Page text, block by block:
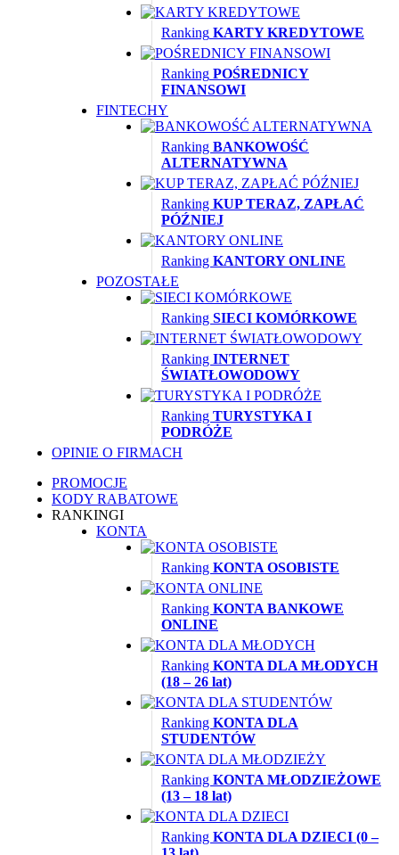
Ranking KARTY KREDYTOWE
Ranking POŚREDNICY
FINANSOWI
FINTECHY
Ranking BANKOWOŚĆ
ALTERNATYWNA
Ranking KUP TERAZ, ZAPŁAĆ
PÓŹNIEJ
Ranking KANTORY ONLINE
POZOSTAŁE
Ranking SIECI KOMÓRKOWE
Ranking INTERNET
ŚWIATŁOWODOWY
Ranking TURYSTYKA I
PODRÓŻE
OPINIE O FIRMACH
PROMOCJE
KODY RABATOWE
RANKINGI
KONTA
Ranking KONTA OSOBISTE
Ranking KONTA BANKOWE
ONLINE
Ranking KONTA DLA MŁODYCH
(18 – 26 lat)
Ranking KONTA DLA
STUDENTÓW
Ranking KONTA MŁODZIEŻOWE
(13 – 18 lat)
Ranking KONTA DLA DZIECI (0 –